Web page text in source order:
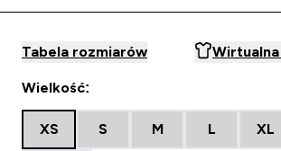
Tabela rozmiarów
Wielkość:
XS S M L XL